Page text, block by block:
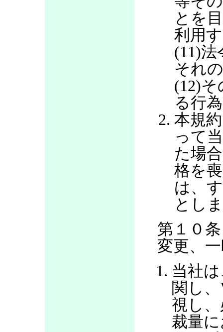
とを
利用
(11)
それ
(12)
る行
本規
って
た場
格を
は、
とし
第１０
変更、
当社
関し
視し
裁量